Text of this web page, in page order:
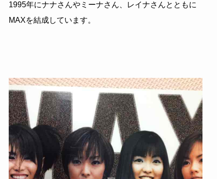
1995年にナナさんやミーナさん、レイナさんとともに
MAXを結成しています。